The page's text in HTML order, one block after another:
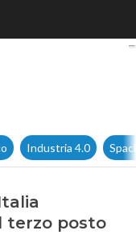
Ict 2025, in
Industria 4.0
terzo posto